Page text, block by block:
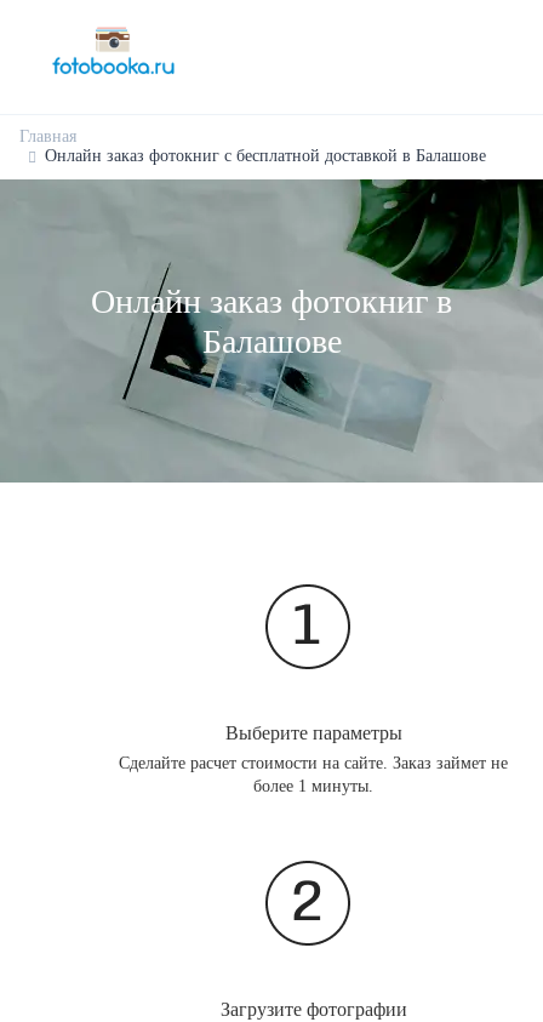
Главная
Онлайн заказ фотокниг с бесплатной доставкой в Балашове
Онлайн заказ фотокниг в
Балашове
Выберите параметры
Сделайте расчет стоимости на сайте. Заказ займет не
более 1 минуты.
Загрузите фотографии